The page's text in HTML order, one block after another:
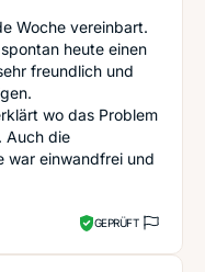
Woche vereinbart.
heute einen
freundlich und
wo das Problem
Auch die
war einwandfrei und
GEPRÜFT